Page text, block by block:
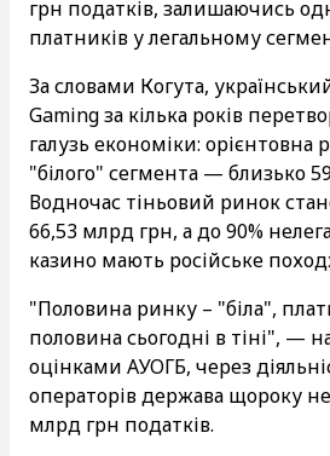
грн податків, залишаючись
платників у легальному
За словами Когута,
Gaming за кілька років
галузь економіки: орієнтовна
"білого" сегмента — близько
Водночас тіньовий ринок
66,53 млрд грн, а до 90%
казино мають російське
"Половина ринку – "біла",
половина сьогодні в тіні", —
оцінками АУОГБ, через
операторів держава щороку
млрд грн податків.